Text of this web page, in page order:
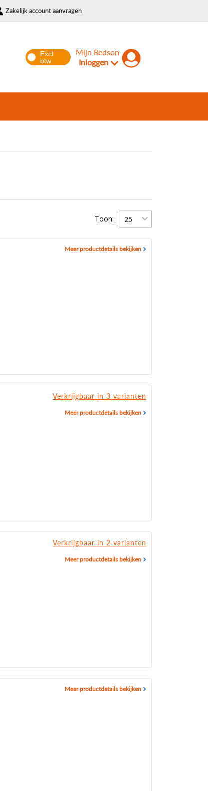
Zakelijk account aanvragen
Mijn Redson
Inloggen
Toon:
Meer productdetails bekijken
Verkrijgbaar in 3 varianten
Meer productdetails bekijken
Verkrijgbaar in 2 varianten
Meer productdetails bekijken
Meer productdetails bekijken